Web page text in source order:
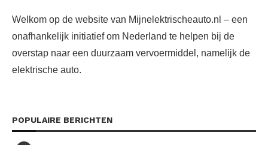
Welkom op de website van Mijnelektrischeauto.nl – een
onafhankelijk initiatief om Nederland te helpen bij de
overstap naar een duurzaam vervoermiddel, namelijk de
elektrische auto.
POPULAIRE BERICHTEN